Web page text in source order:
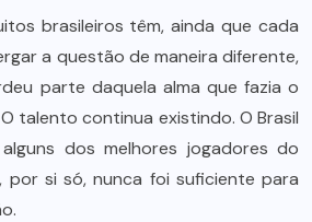
brasileiros têm, ainda que cada
a questão de maneira diferente,
parte daquela alma que fazia o
talento continua existindo. O Brasil
dos melhores jogadores do
por si só, nunca foi suficiente para